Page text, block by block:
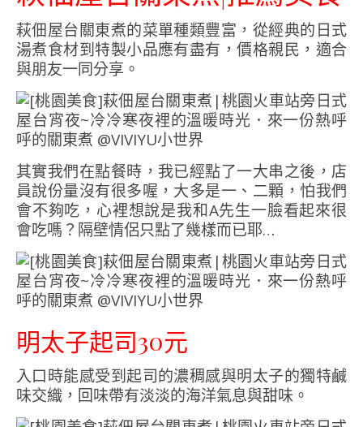
萩佃屋台關東煮的菜單種類豐富，從經典的日式
湯煮食材到特製小品應有盡有，價格親民，適合
與朋友一同分享。
其實我們在點餐時，我已經點了一大串之後，店
員說份量沒有很多喔，大多是一、二顆，怕我們
會不夠吃，心裡想說是我和A先生一臉看起來很
會吃嗎？隔壁情侶只點了幾樣而已耶…
明太子起司30元
入口時能感受到起司的濃稠感與明太子的獨特鹹
味交織，回味帶有淡淡的海洋氣息與甜味。